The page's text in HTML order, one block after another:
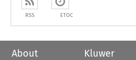
RSS ETOC
About
Kluwer